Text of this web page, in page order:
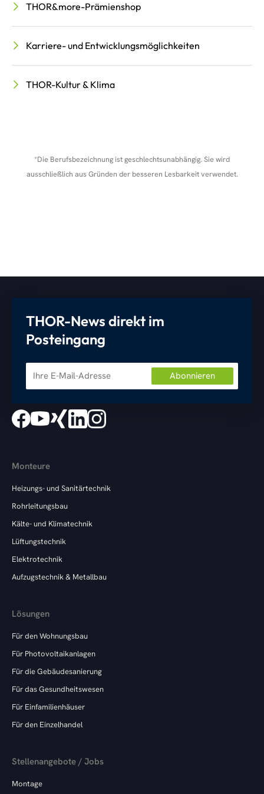
THOR&more-Prämienshop
Karriere- und Entwicklungsmöglichkeiten
THOR-Kultur & Klima
*Die Berufsbezeichnung ist geschlechtsunabhängig. Sie wird
ausschließlich aus Gründen der besseren Lesbarkeit verwendet.
THOR-News direkt im
Posteingang
Monteure
Heizungs- und Sanitärtechnik
Rohrleitungsbau
Kälte- und Klimatechnik
Lüftungstechnik
Elektrotechnik
Aufzugstechnik & Metallbau
Lösungen
Für den Wohnungsbau
Für Photovoltaikanlagen
Für die Gebäudesanierung
Für das Gesundheitswesen
Für Einfamilienhäuser
Für den Einzelhandel
Stellenangebote / Jobs
Montage